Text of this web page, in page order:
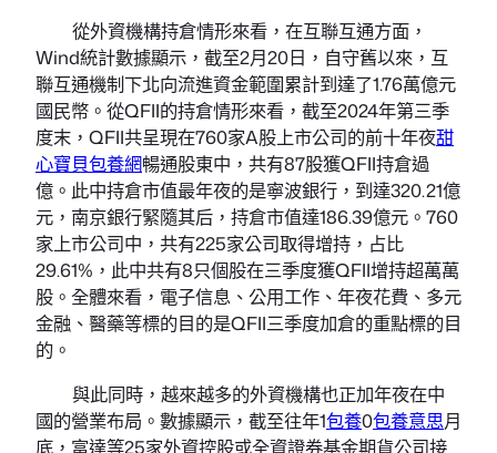
從外資機構持倉情形來看，在互聯互通方面，
Wind統計數據顯示，截至2月20日，自守舊以來，互
聯互通機制下北向流進資金範圍累計到達了1.76萬億元
國民幣。從QFII的持倉情形來看，截至2024年第三季
度末，QFII共呈現在760家A股上市公司的前十年夜甜
心寶貝包養網暢通股東中，共有87股獲QFII持倉過
億。此中持倉市值最年夜的是寧波銀行，到達320.21億
元，南京銀行緊隨其后，持倉市值達186.39億元。760
家上市公司中，共有225家公司取得增持，占比
29.61%，此中共有8只個股在三季度獲QFII增持超萬萬
股。全體來看，電子信息、公用工作、年夜花費、多元
金融、醫藥等標的目的是QFII三季度加倉的重點標的目
的。
與此同時，越來越多的外資機構也正加年夜在中
國的營業布局。數據顯示，截至往年1包養0包養意思月
底，富達等25家外資控股或全資證券基金期貨公司接